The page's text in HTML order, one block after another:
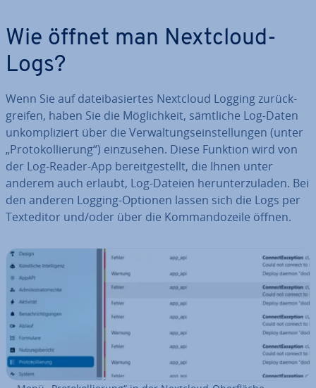
Wie öffnet man Nextcloud-
Logs?
Wenn Sie auf da­tei­ba­sier­tes Nextcloud Logging zu­rück­
grei­fen, haben Sie die Mög­lich­keit, sämtliche Log-Daten
un­kom­pli­ziert über die Ver­wal­tungs­ein­stel­lun­gen (unter
„Pro­to­kol­lie­rung“) ein­zu­se­hen. Diese Funktion wird von
der Log-Reader-App be­reit­ge­stellt, die Ihnen unter
anderem auch erlaubt, Log-Dateien her­un­ter­zu­la­den. Bei
den anderen Logging-Optionen lassen sich die Logs per
Text­edi­tor und/oder über die Kom­man­do­zei­le öffnen.